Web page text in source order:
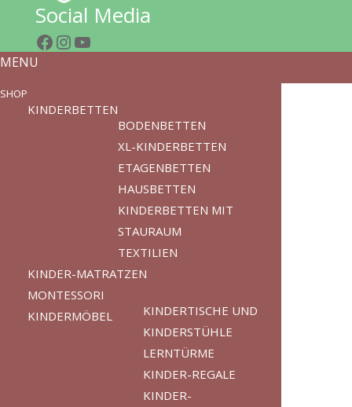
Social Media
Facebook
Instagram
YouTube
MENU
SHOP
KINDERBETTEN
BODENBETTEN
XL-KINDERBETTEN
ETAGENBETTEN
HAUSBETTEN
KINDERBETTEN MIT
STAURAUM
TEXTILIEN
KINDER-MATRATZEN
MONTESSORI
KINDERMÖBEL
KINDERTISCHE UND
KINDERSTÜHLE
LERNTÜRME
KINDER-REGALE
KINDER-